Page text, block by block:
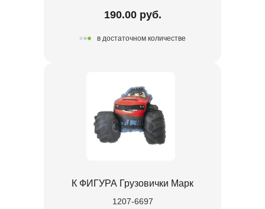
190.00 руб.
в достаточном количестве
К ФИГУРА Грузовички Марк
1207-6697